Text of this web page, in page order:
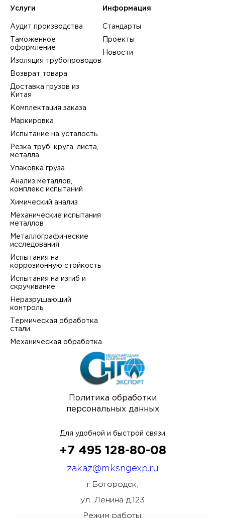
Политика обработки
персональных данных
Услуги
Аудит производства
Таможенное
оформление
Изоляция трубопроводов
Возврат товара
Доставка грузов из
Китая
Комплектация заказа
Маркировка
Испытание на усталость
Резка труб, круга, листа,
металла
Упаковка груза
Анализ металлов,
комплекс испытаний
Химический анализ
Механические испытания
металлов
Металлографические
исследования
Испытания на
коррозионную стойкость
Испытания на изгиб и
скручивание
Неразрушающий
контроль
Термическая обработка
стали
Механическая обработка
Информация
Стандарты
Проекты
Новости
Для удобной и быстрой связи
+7 495 128-80-08
zakaz@mksngexp.ru
г.Богородск,
ул. Ленина д.123
Режим работы: